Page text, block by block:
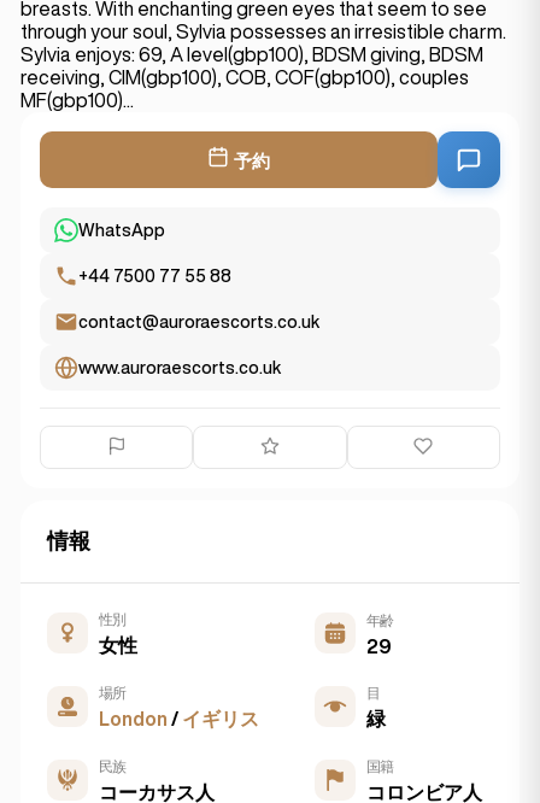
breasts. With enchanting green eyes that seem to see
through your soul, Sylvia possesses an irresistible charm.
Sylvia enjoys: 69, A level(gbp100), BDSM giving, BDSM
receiving, CIM(gbp100), COB, COF(gbp100), couples
MF(gbp100)...
予約
WhatsApp
+44 7500 77 55 88
contact@auroraescorts.co.uk
www.auroraescorts.co.uk
情報
性別
女性
年齢
29
場所
London / イギリス
目
緑
民族
コーカサス人
国籍
コロンビア人